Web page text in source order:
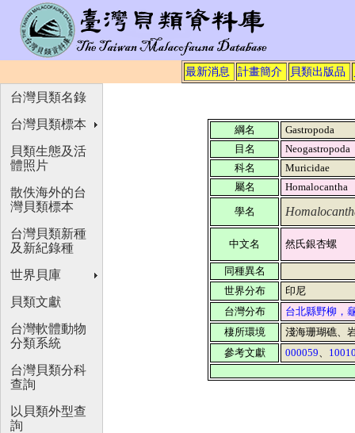
最新消息 計畫簡介 貝類出版品
綱名
Gastropoda
目名
Neogastropoda
科名
Muricidae
屬名
Homalocantha
學名
中文名 然氏銀杏螺
同種異名
世界分布
印尼
台灣分布
台北縣野柳，
棲所環境
淺海珊瑚礁、
參考文獻
000059、
台灣貝類名錄
台灣貝類標本
貝類生態及活
體照片
散佚海外的台
灣貝類標本
台灣貝類新種
及新紀錄種
世界貝庫
貝類文獻
台灣軟體動物
分類系統
台灣貝類分科
查詢
以貝類外型查
詢